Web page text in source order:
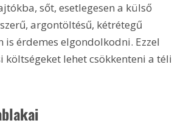
sőt, esetlegesen a külső
argontöltésű, kétrétegű
is érdemes elgondolkodni. Ezzel
költségeket lehet csökkenteni a téli